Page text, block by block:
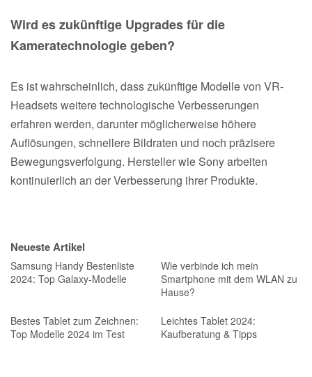
Wird es zukünftige Upgrades für die
Kameratechnologie geben?
Es ist wahrscheinlich, dass zukünftige Modelle von VR-
Headsets weitere technologische Verbesserungen
erfahren werden, darunter möglicherweise höhere
Auflösungen, schnellere Bildraten und noch präzisere
Bewegungsverfolgung. Hersteller wie Sony arbeiten
kontinuierlich an der Verbesserung ihrer Produkte.
Neueste Artikel
Samsung Handy Bestenliste
2024: Top Galaxy-Modelle
Wie verbinde ich mein
Smartphone mit dem WLAN zu
Hause?
Bestes Tablet zum Zeichnen:
Top Modelle 2024 im Test
Leichtes Tablet 2024:
Kaufberatung & Tipps